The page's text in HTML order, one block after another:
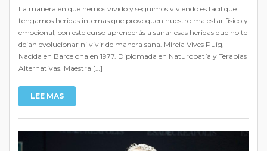
La manera en que hemos vivido y seguimos viviendo es fácil que
tengamos heridas internas que provoquen nuestro malestar físico y
emocional, con este curso aprenderás a sanar esas heridas que no te
dejan evolucionar ni vivir de manera sana. Mireia Vives Puig,
Nacida en Barcelona en 1977. Diplomada en Naturopatía y Terapias
Alternativas. Maestra […]
LEE MAS